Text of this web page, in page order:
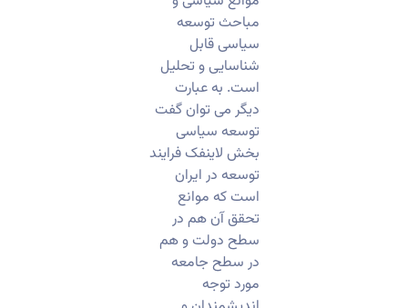
مباحث توسعه
سیاسی قابل
شناسایی و تحلیل
است. به عبارت
دیگر می توان گفت
توسعه سیاسی
بخش لاینفک فرایند
توسعه در ایران
است که موانع
تحقق آن هم در
سطح دولت و هم
در سطح جامعه
مورد توجه